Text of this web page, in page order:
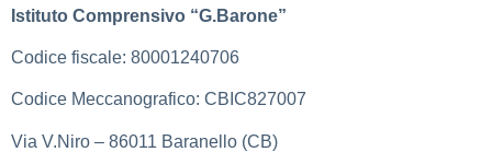
Istituto Comprensivo “G.Barone”
Codice fiscale: 80001240706
Codice Meccanografico: CBIC827007
Via V.Niro – 86011 Baranello (CB)